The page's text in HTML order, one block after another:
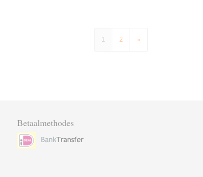
1 2 »
Betaalmethodes